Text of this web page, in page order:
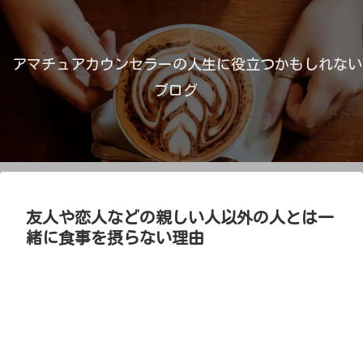
アマチュアカウンセラーの人生に役立つかもしれない
ブログ
友人や恋人などの親しい人以外の人とは一
緒に食事を摂らない理由